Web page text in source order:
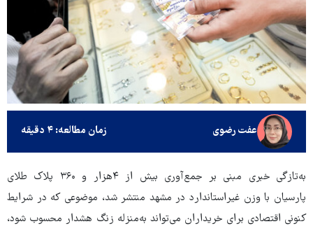
عفت رضوی زمان مطالعه: ۴ دقیقه
به‌تازگی خبری مبنی بر جمع‌آوری بیش از ۴هزار و ۳۶۰ پلاک طلای
پارسیان با وزن غیراستاندارد در مشهد منتشر شد، موضوعی که در شرایط
کنونی اقتصادی برای خریداران می‌تواند به‌منزله زنگ هشدار محسوب شود،